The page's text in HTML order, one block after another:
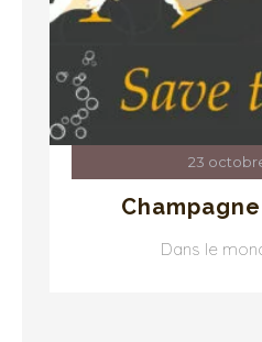
23
Dans le